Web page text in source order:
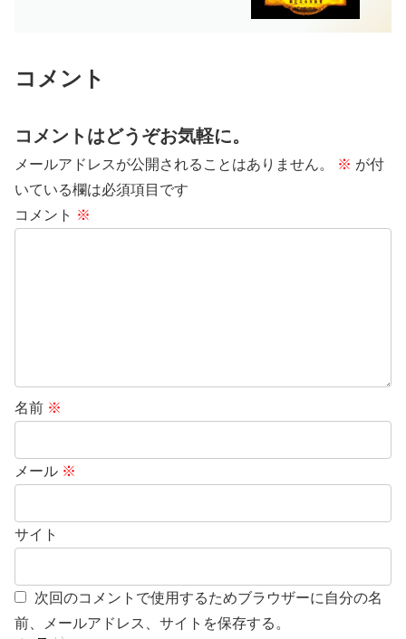
コメント
コメントはどうぞお気軽に。
メールアドレスが公開されることはありません。 ※ が付
いている欄は必須項目です
コメント ※
名前 ※
メール ※
サイト
次回のコメントで使用するためブラウザーに自分の名
前、メールアドレス、サイトを保存する。